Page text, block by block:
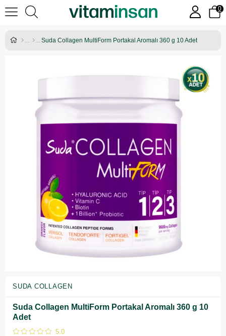
0
Suda Collagen MultiForm Portakal Aromalı 360 g 10 Adet
SUDA COLLAGEN
Suda Collagen MultiForm Portakal Aromalı 360 g 10
Adet
5.0